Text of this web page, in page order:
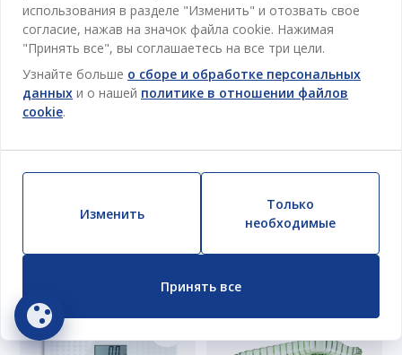
BILLSTA
ПОДНОС BILLSTA 11X18СМ
100MDL
Доступно в магазине
56%
Количество ограничено
MDL
225 MDL
использования в разделе "Изменить" и отозвать свое
согласие, нажав на значок файла cookie. Нажимая
"Принять все", вы соглашаетесь на все три цели.
Узнайте больше о сборе и обработке персональных
данных и о нашей политике в отношении файлов
cookie.
Изменить
Только
необходимые
Принять все